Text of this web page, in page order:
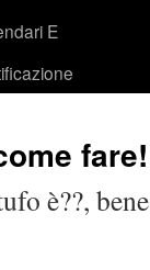
E
fare!
è??,